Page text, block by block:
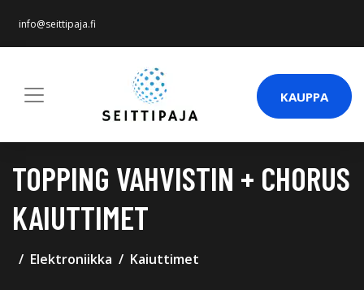
info@seittipaja.fi
KAUPPA
TOPPING VAHVISTIN + CHORUS
KAIUTTIMET
Elektroniikka Kaiuttimet